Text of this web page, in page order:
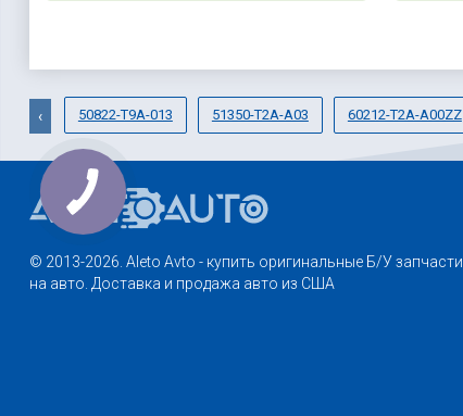
50822-T9A-013 51350-T2A-A03 60212-T2A-A00ZZ
‹
© 2013-2026. Aleto Avto - купить оригинальные Б/У запчасти
на авто. Доставка и продажа авто из США